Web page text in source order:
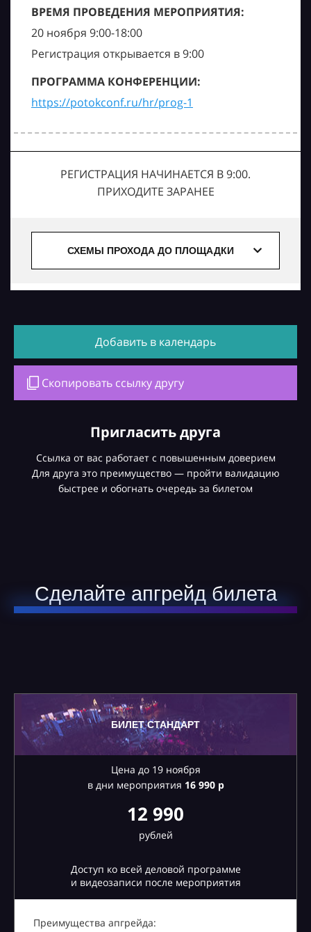
ВРЕМЯ ПРОВЕДЕНИЯ МЕРОПРИЯТИЯ:
20 ноября 9:00-18:00
Регистрация открывается в 9:00
ПРОГРАММА КОНФЕРЕНЦИИ:
https://potokconf.ru/hr/prog-1
РЕГИСТРАЦИЯ НАЧИНАЕТСЯ В 9:00.
ПРИХОДИТЕ ЗАРАНЕЕ
СХЕМЫ ПРОХОДА ДО ПЛОЩАДКИ
Добавить в календарь
Скопировать ссылку другу
Пригласить друга
Ссылка от вас работает с повышенным доверием
Для друга это преимущество — пройти валидацию
быстрее и обогнать очередь за билетом
Сделайте апгрейд билета
БИЛЕТ СТАНДАРТ
Цена до 19 ноября
в дни мероприятия 16990 р
12 990
рублей
Доступ ко всей деловой программе
и видеозаписи после мероприятия
Преимущества апгрейда: